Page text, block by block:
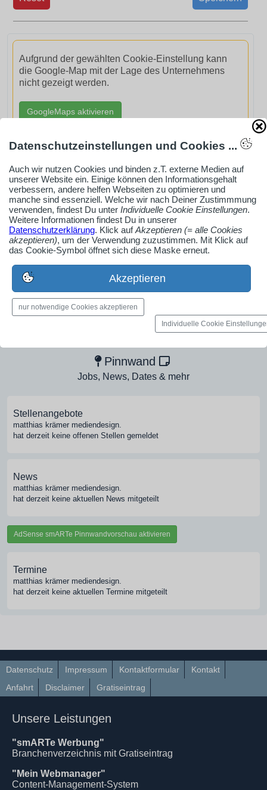
Aufgrund der gewählten Cookie-Einstellung kann
die Google-Map mit der Lage des Unternehmens
nicht gezeigt werden.
GoogleMaps aktivieren
AdSense smARTe inArticle-Anzeige aktivieren
Ob Solo-Selbsständiger, Handwerksbetrieb oder
Industrieunternehmen
Erstelle jetzt ein gratis Firmenprofil für dein Unternehmen:
jetzt registrieren
Medien-Galerie
Bilder, PDFs, Audio, Video
Pinnwand
Jobs, News, Dates & mehr
Stellenangebote
matthias krämer mediendesign.
hat derzeit keine offenen Stellen gemeldet
News
matthias krämer mediendesign.
hat derzeit keine aktuellen News mitgeteilt
AdSense smARTe Pinnwandvorschau aktivieren
Termine
matthias krämer mediendesign.
hat derzeit keine aktuellen Termine mitgeteilt
Datenschutz Impressum Kontaktformular
Kontakt
Anfahrt
Disclaimer Gratiseintrag
Unsere Leistungen
"smARTe Werbung"
Branchenverzeichnis mit Gratiseintrag
"Mein Webmanager"
Content-Management-System
Datenschutzeinstellungen und Cookies ...
Auch wir nutzen Cookies und binden z.T. externe Medien auf
unserer Website ein. Einige können den Informationsgehalt
verbessern, andere helfen Webseiten zu optimieren und
manche sind essenziell. Welche wir nach Deiner Zustimmmung
verwenden, findest Du unter Individuelle Cookie Einstellungen.
Weitere Informationen findest Du in unserer
Datenschutzerklärung. Klick aufAkzeptieren (= alle Cookies
akzeptieren), um der Verwendung zuzustimmen. Mit Klick auf
das Cookie-Symbol öffnet sich diese Maske erneut.
Akzeptieren
nur notwendige Cookies akzeptieren
Individuelle Cookie